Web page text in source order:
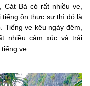
Cát Bà có rất nhiều ve,
ồn thực sự thì đó là
Tiếng ve kêu ngày đêm,
nhiều cảm xúc và trải
ve.